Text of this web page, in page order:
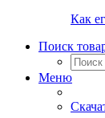
Как
Поиск
Меню